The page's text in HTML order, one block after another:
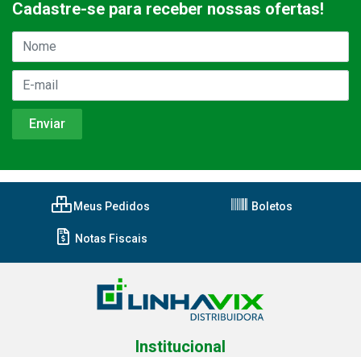
Cadastre-se para receber nossas ofertas!
Meus Pedidos Boletos
Notas Fiscais
Institucional